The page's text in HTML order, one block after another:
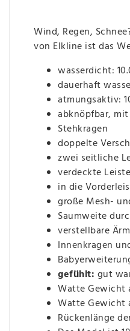
Wind, Regen,
von Elkline ist das
wasserdicht:
dauerhaft
atmungsaktiv:
abknöpfbar,
Stehkragen
doppelte
zwei seitliche
verdeckte
in die
große Mesh-
Saumweite
verstellbare
Innenkragen
gefühlt: gut
Watte Gewicht
Watte Gewicht
Rückenlänge